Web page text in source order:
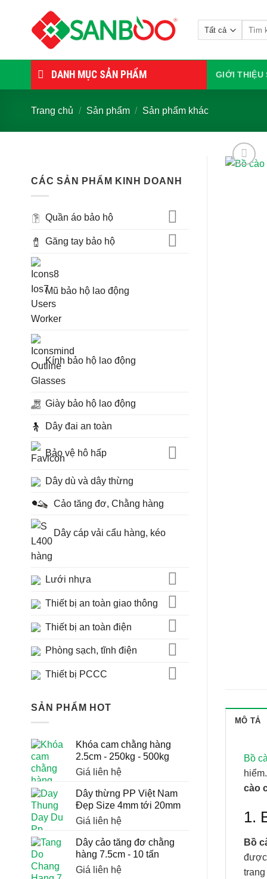
DANH MỤC SẢN PHẨM GIỚI THIỆU
Trang chủ / Sản phẩm / Sản phẩm khác
CÁC SẢN PHẨM KINH DOANH
Quần áo bảo hộ
Găng tay bảo hộ
Mũ bảo hộ lao động
Kính bảo hộ lao động
Giày bảo hộ lao động
Dây đai an toàn
Bảo vệ hô hấp
Dây dù và dây thừng
Cảo tăng đơ, Chằng hàng
Dây cáp vải cẩu hàng, kéo
hàng
Lưới nhựa
Thiết bị an toàn giao thông
Thiết bị an toàn điện
Phòng sạch, tĩnh điện
Thiết bị PCCC
SẢN PHẨM HOT
Khóa cam chằng hàng
2.5cm - 250kg - 500kg
Giá liên hệ
Dây thừng PP Việt Nam
Đẹp Size 4mm tới 20mm
Giá liên hệ
Dây cảo tăng đơ chằng
hàng 7.5cm - 10 tấn
Giá liên hệ
MÔ TẢ
Bồ
cào
1.
Bồ
được